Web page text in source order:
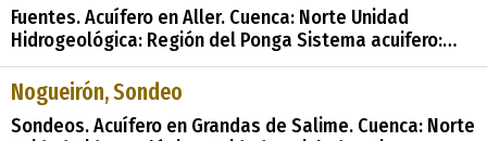
edición del Premio Asturias de Arquitectura en 2010,
esta n
Fuentes. Acuífero en Aller. Cuenca: Norte Unidad
Hidrogeológica: Región del Ponga Sistema acuifero:
Acuífero aislado Toponimia: Fuente Nuales Cota: 887
Naturaleza: Manantial Uso: Abastecimiento a núcleos
urbanos Perímetro: No se sabe Nota: Si no hay ninguna
indicación, se c
Nogueirón, Sondeo
Sondeos. Acuífero en Grandas de Salime. Cuenca: Norte